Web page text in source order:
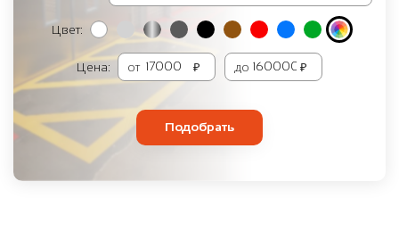
Цвет:
Цена: от ₽ до ₽
Подобрать